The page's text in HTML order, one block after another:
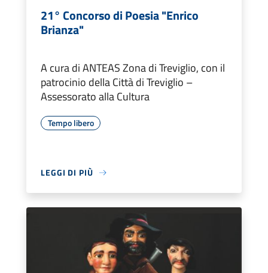
21° Concorso di Poesia "Enrico
Brianza"
A cura di ANTEAS Zona di Treviglio, con il
patrocinio della Città di Treviglio –
Assessorato alla Cultura
Tempo libero
LEGGI DI PIÙ